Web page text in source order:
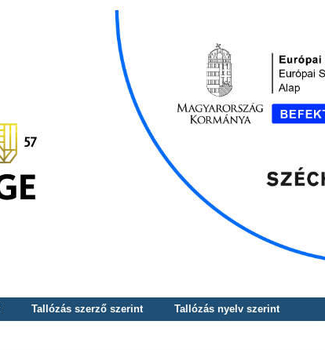
Tallózás szerző szerint
Tallózás nyelv szerint